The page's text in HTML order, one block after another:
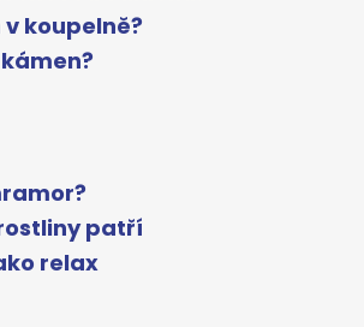
koupelně?
patří
relax